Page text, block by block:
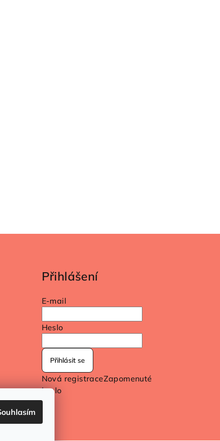
Přihlášení
E-mail
Heslo
Přihlásit se
Nová registraceZapomenuté
heslo